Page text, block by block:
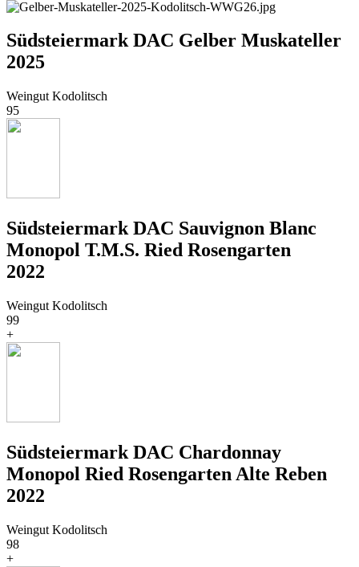
Südsteiermark DAC Gelber Muskateller
2025
Weingut Kodolitsch
95
Südsteiermark DAC Sauvignon Blanc
Monopol T.M.S. Ried Rosengarten
2022
Weingut Kodolitsch
99
+
Südsteiermark DAC Chardonnay
Monopol Ried Rosengarten Alte Reben
2022
Weingut Kodolitsch
98
+